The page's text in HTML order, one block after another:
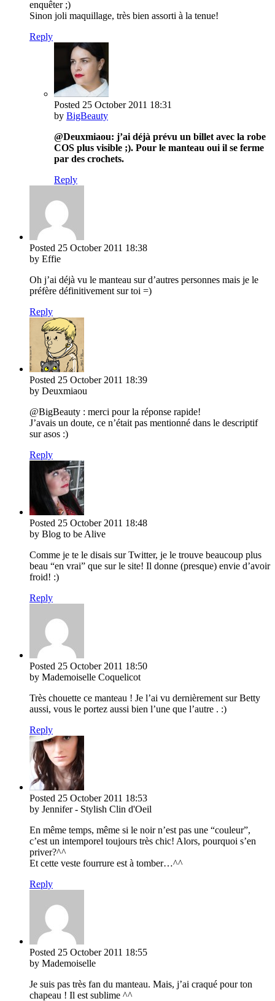
enquêter ;)
Sinon joli maquillage, très bien assorti à la tenue!
Reply
Posted 25 October 2011 18:31
by BigBeauty
@Deuxmiaou: j’ai déjà prévu un billet avec la robe
COS plus visible ;). Pour le manteau oui il se ferme
par des crochets.
Reply
Posted 25 October 2011 18:38
by Effie
Oh j’ai déjà vu le manteau sur d’autres personnes mais je le
préfère définitivement sur toi =)
Reply
Posted 25 October 2011 18:39
by Deuxmiaou
@BigBeauty : merci pour la réponse rapide!
J’avais un doute, ce n’était pas mentionné dans le descriptif
sur asos :)
Reply
Posted 25 October 2011 18:48
by Blog to be Alive
Comme je te le disais sur Twitter, je le trouve beaucoup plus
beau “en vrai” que sur le site! Il donne (presque) envie d’avoir
froid! :)
Reply
Posted 25 October 2011 18:50
by Mademoiselle Coquelicot
Très chouette ce manteau ! Je l’ai vu dernièrement sur Betty
aussi, vous le portez aussi bien l’une que l’autre . :)
Reply
Posted 25 October 2011 18:53
by Jennifer - Stylish Clin d'Oeil
En même temps, même si le noir n’est pas une “couleur”,
c’est un intemporel toujours très chic! Alors, pourquoi s’en
priver?^^
Et cette veste fourrure est à tomber…^^
Reply
Posted 25 October 2011 18:55
by Mademoiselle
Je suis pas très fan du manteau. Mais, j’ai craqué pour ton
chapeau ! Il est sublime ^^